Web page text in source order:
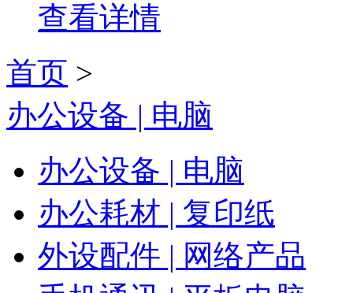
查看详情
首页 >
办公设备 | 电脑
办公设备 | 电脑
办公耗材 | 复印纸
外设配件 | 网络产品